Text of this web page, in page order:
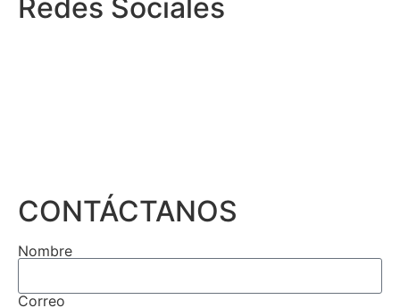
Redes Sociales
CONTÁCTANOS
Nombre
Correo